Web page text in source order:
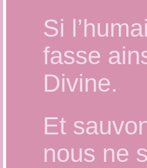
Si
fasse
Divine.
Et
nous ne